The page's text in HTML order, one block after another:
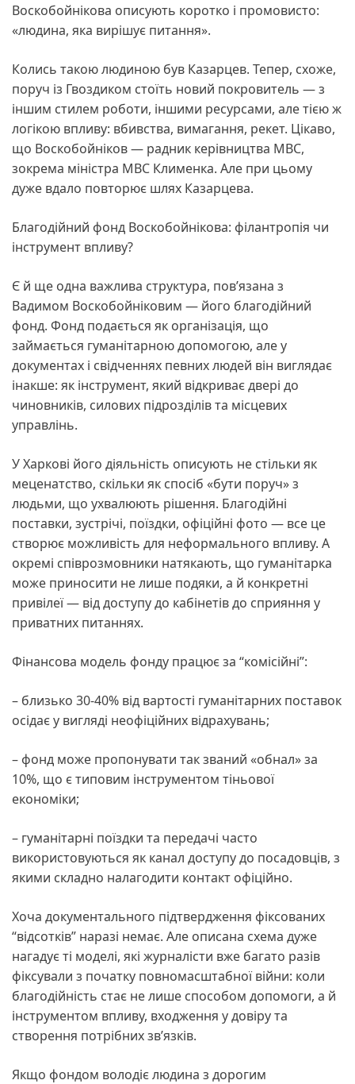
Воскобойнікова описують коротко і промовисто:
«людина, яка вирішує питання».
Колись такою людиною був Казарцев. Тепер, схоже,
поруч із Гвоздиком стоїть новий покровитель — з
іншим стилем роботи, іншими ресурсами, але тією ж
логікою впливу: вбивства, вимагання, рекет. Цікаво,
що Воскобойніков — радник керівництва МВС,
зокрема міністра МВС Клименка. Але при цьому
дуже вдало повторює шлях Казарцева.
Благодійний фонд Воскобойнікова: філантропія чи
інструмент впливу?
Є й ще одна важлива структура, пов’язана з
Вадимом Воскобойніковим — його благодійний
фонд. Фонд подається як організація, що
займається гуманітарною допомогою, але у
документах і свідченнях певних людей він виглядає
інакше: як інструмент, який відкриває двері до
чиновників, силових підрозділів та місцевих
управлінь.
У Харкові його діяльність описують не стільки як
меценатство, скільки як спосіб «бути поруч» з
людьми, що ухвалюють рішення. Благодійні
поставки, зустрічі, поїздки, офіційні фото — все це
створює можливість для неформального впливу. А
окремі співрозмовники натякають, що гуманітарка
може приносити не лише подяки, а й конкретні
привілеї — від доступу до кабінетів до сприяння у
приватних питаннях.
Фінансова модель фонду працює за “комісійні”:
– близько 30-40% від вартості гуманітарних поставок
осідає у вигляді неофіційних відрахувань;
– фонд може пропонувати так званий «обнал» за
10%, що є типовим інструментом тіньової
економіки;
– гуманітарні поїздки та передачі часто
використовуються як канал доступу до посадовців, з
якими складно налагодити контакт офіційно.
Хоча документального підтвердження фіксованих
“відсотків” наразі немає. Але описана схема дуже
нагадує ті моделі, які журналісти вже багато разів
фіксували з початку повномасштабної війни: коли
благодійність стає не лише способом допомоги, а й
інструментом впливу, входження у довіру та
створення потрібних зв’язків.
Якщо фондом володіє людина з дорогим